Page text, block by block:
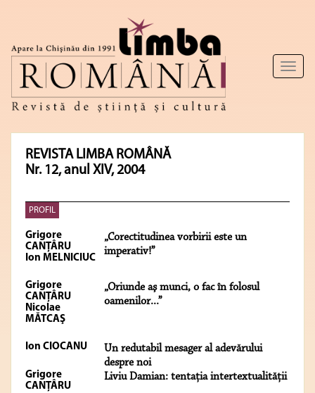
Toggle
REVISTA LIMBA ROMÂNĂ
Nr. 12, anul XIV, 2004
PROFIL
Grigore
CANŢÂRU
Ion MELNICIUC
„Corectitudinea vorbirii este un
imperativ!”
Grigore
CANŢÂRU
Nicolae
MĂTCAŞ
„Oriunde aş munci, o fac în folosul
oamenilor...”
Ion CIOCANU
Un redutabil mesager al adevărului
despre noi
Grigore
CANŢÂRU
Liviu Damian: tentaţia intertextualităţii